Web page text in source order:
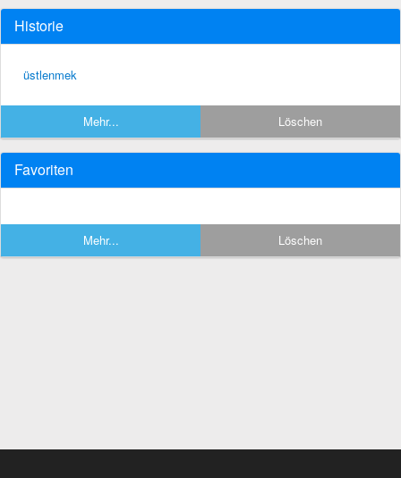
Historie
üstlenmek
Mehr... Löschen
Favoriten
Mehr... Löschen